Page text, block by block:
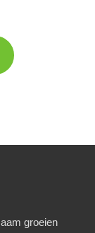
groeien